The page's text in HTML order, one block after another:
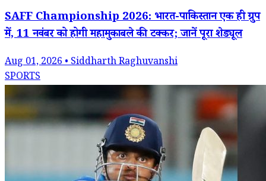
SAFF Championship 2026: भारत-पाकिस्तान एक ही ग्रुप
में, 11 नवंबर को होगी महामुकाबले की टक्कर; जानें पूरा शेड्यूल
Aug 01, 2026 • Siddharth Raghuvanshi
SPORTS